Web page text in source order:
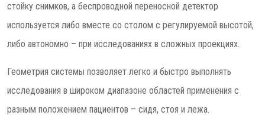
стойку снимков, а беспроводной переносной детектор
используется либо вместе со столом с регулируемой высотой,
либо автономно – при исследованиях в сложных проекциях.
Геометрия системы позволяет легко и быстро выполнять
исследования в широком диапазоне областей применения с
разным положением пациентов – сидя, стоя и лежа.